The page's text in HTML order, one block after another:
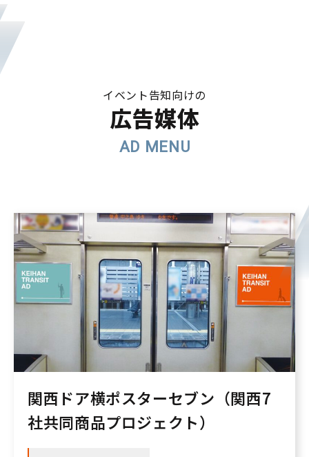
イベント告知向けの
広告媒体
関西ドア横ポスターセブン（関西7
社共同商品プロジェクト）